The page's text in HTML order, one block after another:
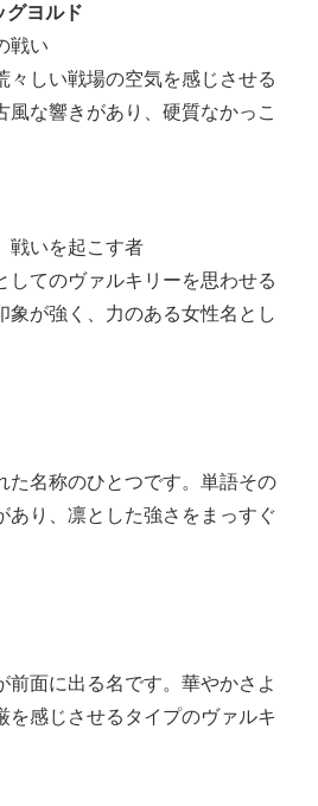
ヨルド
戦い
々しい戦場の空気を感じさせる
風な響きがあり、硬質なかっこ
戦いを起こす者
してのヴァルキリーを思わせる
象が強く、力のある女性名とし
た名称のひとつです。単語その
あり、凛とした強さをまっすぐ
前面に出る名です。華やかさよ
を感じさせるタイプのヴァルキ